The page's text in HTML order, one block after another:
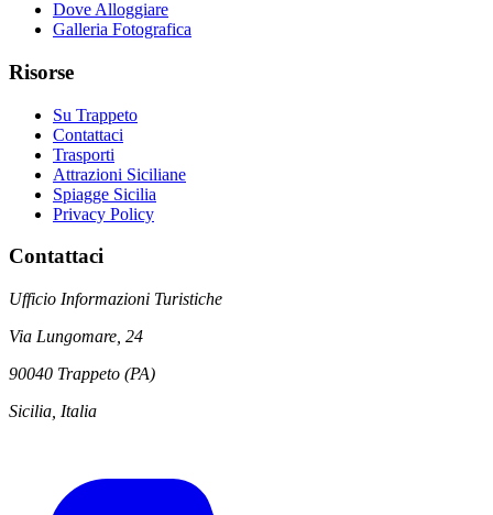
Dove Alloggiare
Galleria Fotografica
Risorse
Su Trappeto
Contattaci
Trasporti
Attrazioni Siciliane
Spiagge Sicilia
Privacy Policy
Contattaci
Ufficio Informazioni Turistiche
Via Lungomare, 24
90040 Trappeto (PA)
Sicilia, Italia